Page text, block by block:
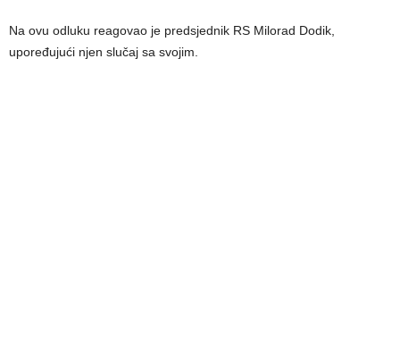
Na ovu odluku reagovao je predsjednik RS Milorad Dodik,
upoređujući njen slučaj sa svojim.